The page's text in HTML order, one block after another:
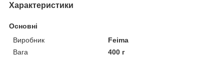
Характеристики
Основні
Виробник
Feima
Вага
400 г